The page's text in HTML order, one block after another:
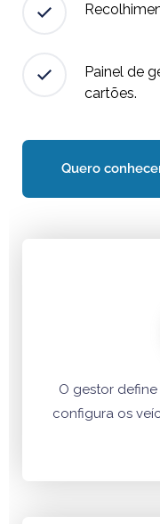
Painel de
cartões.
Quero
O gestor
configura os